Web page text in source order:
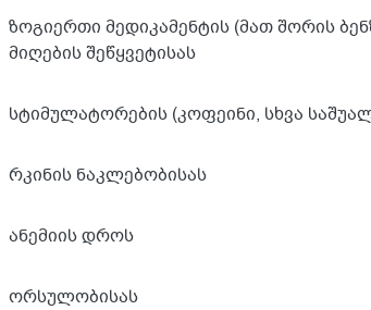
ზოგიერთი მედიკამენტის (მათ შორის
მიღების შეწყვეტისას
სტიმულატორების (კოფეინი, სხვა
რკინის ნაკლებობისას
ანემიის დროს
ორსულობისას